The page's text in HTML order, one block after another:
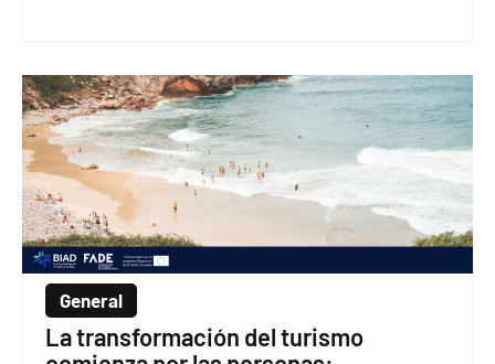
General
La transformación del turismo